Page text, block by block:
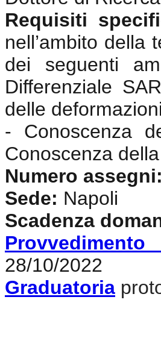
Requisiti
nell’ambito della
dei seguenti
Differenziale
delle
- Conoscenza
Conoscenza
Numero assegni:
Sede: Napoli
Scadenza
28/10/2022
Graduatoria